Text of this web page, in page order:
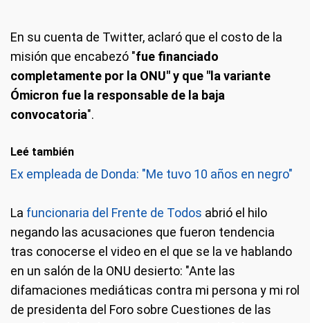
Tweet de Victoria Donda
En su cuenta de Twitter, aclaró que el costo de la
misión que encabezó "fue financiado
completamente por la ONU" y que "la variante
Ómicron fue la responsable de la baja
convocatoria".
Leé también
Ex empleada de Donda: "Me tuvo 10 años en negro"
La funcionaria del Frente de Todos abrió el hilo
negando las acusaciones que fueron tendencia
tras conocerse el video en el que se la ve hablando
en un salón de la ONU desierto: "Ante las
difamaciones mediáticas contra mi persona y mi rol
de presidenta del Foro sobre Cuestiones de las